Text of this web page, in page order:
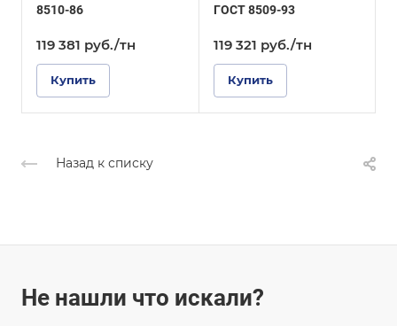
8510-86
119 381 руб./тн
Купить
ГОСТ 8509-93
119 321 руб./тн
Купить
Назад к списку
Не нашли что искали?